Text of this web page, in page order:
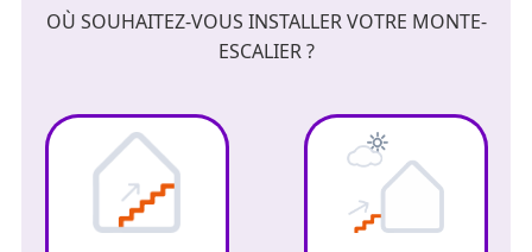
OÙ SOUHAITEZ-VOUS INSTALLER VOTRE MONTE-
ESCALIER ?